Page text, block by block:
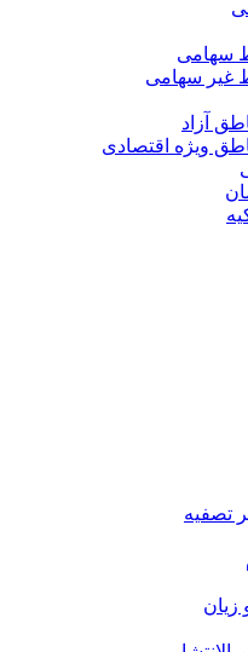
سهامی
غیر سهامی
آزاد
ویژه اقتصادی
تصفیه
زیان